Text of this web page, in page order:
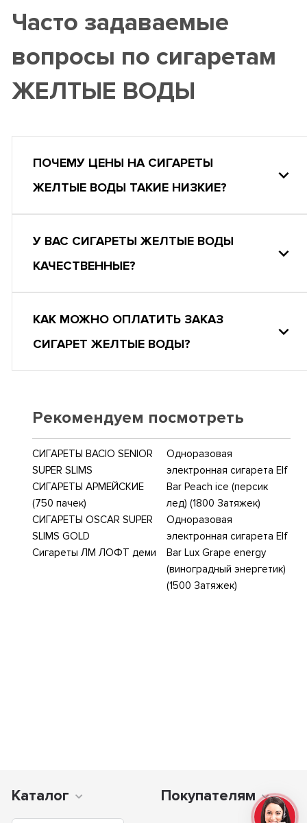
Часто задаваемые
вопросы по сигаретам
ЖЕЛТЫЕ ВОДЫ
ПОЧЕМУ ЦЕНЫ НА СИГАРЕТЫ
ЖЕЛТЫЕ ВОДЫ ТАКИЕ НИЗКИЕ?
У ВАС СИГАРЕТЫ ЖЕЛТЫЕ ВОДЫ
КАЧЕСТВЕННЫЕ?
КАК МОЖНО ОПЛАТИТЬ ЗАКАЗ
СИГАРЕТ ЖЕЛТЫЕ ВОДЫ?
Рекомендуем посмотреть
СИГАРЕТЫ BACIO SENIOR
SUPER SLIMS
СИГАРЕТЫ АРМЕЙСКИЕ
(750 пачек)
СИГАРЕТЫ OSCAR SUPER
SLIMS GOLD
Сигареты ЛМ ЛОФТ деми
Одноразовая
электронная сигарета Elf
Bar Peach ice (персик
лед) (1800 Затяжек)
Одноразовая
электронная сигарета Elf
Bar Lux Grape energy
(виноградный энергетик)
(1500 Затяжек)
Каталог Покупателям